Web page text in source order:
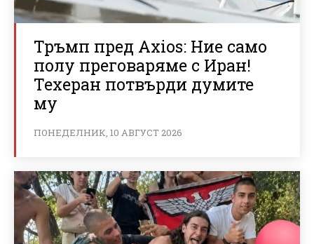
Тръмп пред Axios: Ние само
полу преговаряме с Иран!
Техеран потвърди думите
му
ПОНЕДЕЛНИК, 10 АВГУСТ 2026